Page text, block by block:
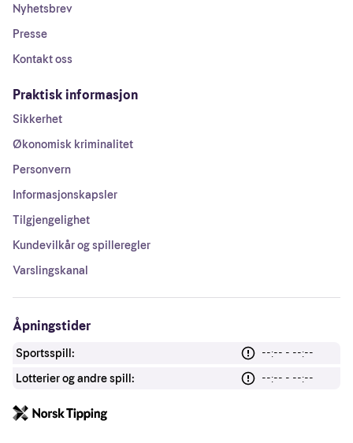
Nyhetsbrev
Presse
Kontakt oss
Praktisk informasjon
Sikkerhet
Økonomisk kriminalitet
Personvern
Informasjonskapsler
Tilgjengelighet
Kundevilkår og spilleregler
Varslingskanal
Åpningstider
Sportsspill:
--:-- - --:--
Lotterier og andre spill:
--:-- - --:--